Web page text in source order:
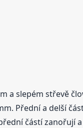
a slepém střevě
Přední a delší
částí zanořují